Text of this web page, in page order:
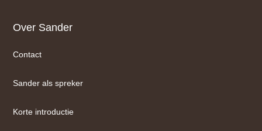
Footer
Over Sander
Contact
Sander als spreker
Korte introductie